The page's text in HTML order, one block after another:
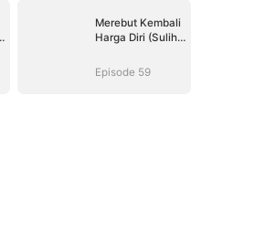
Merebut Kembali
Harga Diri (Sulih
Episode 59